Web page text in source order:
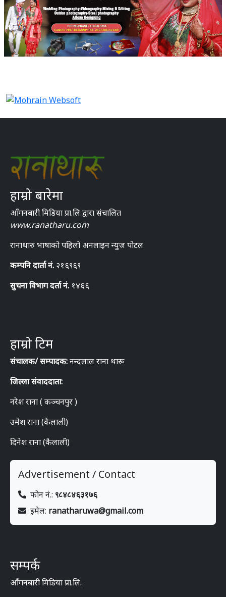
हाम्रो बारेमा
आँगनबारी मिडिया प्रा.लि द्वारा संचालित
www.ranatharu.com
रानाथारु भाषाको पहिलो अनलाइन न्युज पोटल
कम्पनि दार्ता नं. २१६९६९
सुचना विभाग दर्ता नं. १४६६
हाम्रो टिम
संचालक/ सम्पादक:नन्दलाल राना थारू
जिल्ला संवाददाता:
नरेश राना ( कञ्चनपुर )
उमेश राना (कैलाली)
दिनेश राना (कैलाली)
Advertisement / Contact
फोन नं.: ९८४८४६३१७६
इमेल: ranatharuwa@gmail.com
सम्पर्क
आँगनबारी मिडिया प्रा.लि.